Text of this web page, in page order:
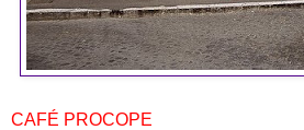
CAFÉ PROCOPE